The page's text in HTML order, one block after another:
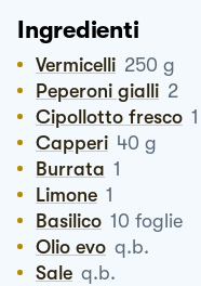
Ingredienti
Vermicelli 250 g
Peperoni gialli 2
Cipollotto fresco 1
Capperi 40 g
Burrata 1
Limone 1
Basilico 10 foglie
Olio evo q.b.
Sale q.b.